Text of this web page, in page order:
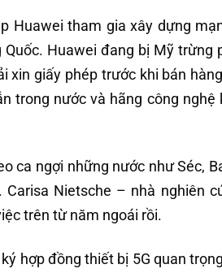
Huawei tham gia xây dựng
Huawei đang bị Mỹ
xin giấy phép trước khi bán
trong nước và hãng công
ca ngợi những nước như Séc,
Carisa Nietsche – nhà nghiên
trên từ năm ngoái rồi.
hợp đồng thiết bị 5G quan